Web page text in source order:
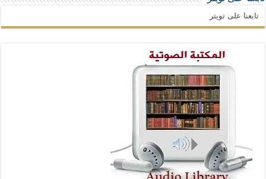
تابعنا على تويتر